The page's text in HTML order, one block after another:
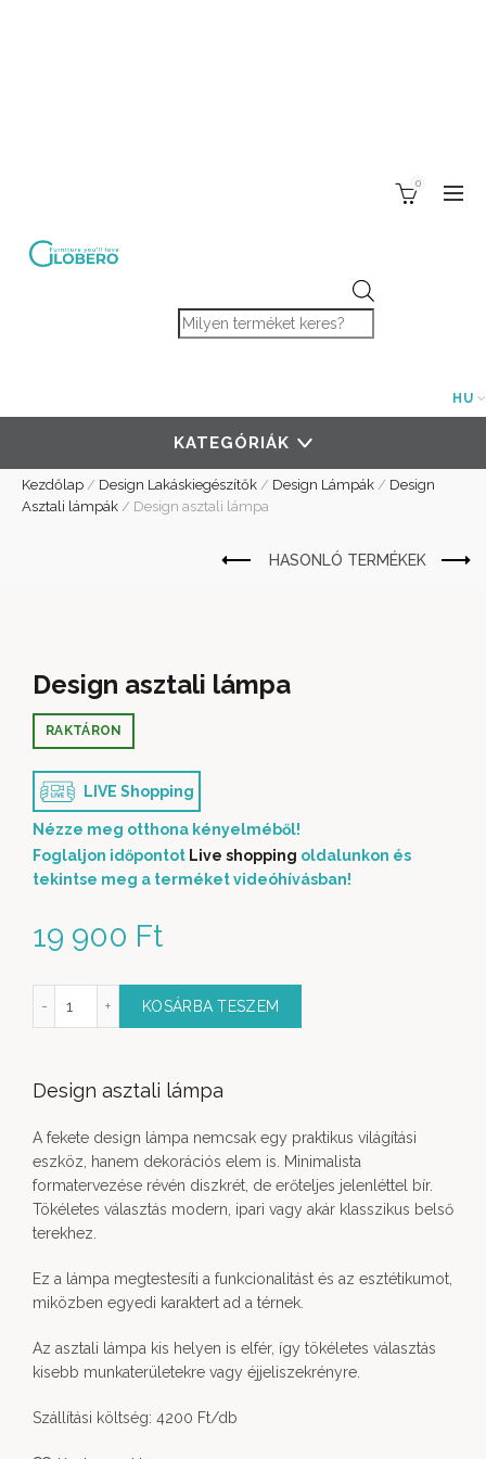
Products search
0
HU
KATEGÓRIÁK
Kezdőlap / Design Lakáskiegészítők / Design Lámpák / Design
Asztali lámpák / Design asztali lámpa
Design asztali lámpa
19 900 Ft
RAKTÁRON
LIVE Shopping
Nézze meg otthona kényelméből!
Foglaljon időpontot Live shopping oldalunkon és
tekintse meg a terméket videóhívásban!
asztali lámpa mennyiség
KOSÁRBA TESZEM
Design asztali lámpa
A fekete design lámpa nemcsak egy praktikus világítási
eszköz, hanem dekorációs elem is. Minimalista
formatervezése révén diszkrét, de erőteljes jelenléttel bír.
Tökéletes választás modern, ipari vagy akár klasszikus belső
terekhez.
Ez a lámpa megtestesíti a funkcionalitást és az esztétikumot,
miközben egyedi karaktert ad a térnek.
Az asztali lámpa kis helyen is elfér, így tökéletes választás
kisebb munkaterületekre vagy éjjeliszekrényre.
Szállítási költség: 4200 Ft/db